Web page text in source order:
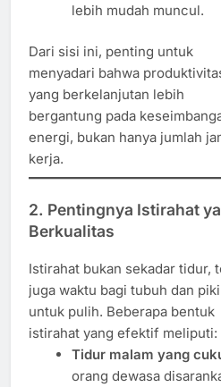
lebih mudah muncul.
Dari sisi ini, penting untuk
menyadari bahwa
yang berkelanjutan lebih
bergantung pada
energi, bukan hanya jumlah
kerja.
2. Pentingnya Istirahat
Berkualitas
Istirahat bukan sekadar tidur,
juga waktu bagi tubuh dan
untuk pulih. Beberapa bentuk
istirahat yang efektif meliputi:
Tidur malam yang
orang dewasa